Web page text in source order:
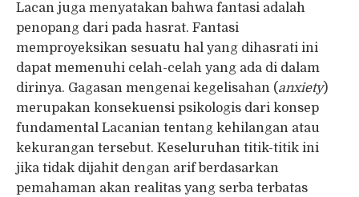
Lacan juga menyatakan bahwa fantasi adalah
penopang dari pada hasrat. Fantasi
memproyeksikan sesuatu hal yang dihasrati ini
dapat memenuhi celah-celah yang ada di dalam
dirinya. Gagasan mengenai kegelisahan (anxiety)
merupakan konsekuensi psikologis dari konsep
fundamental Lacanian tentang kehilangan atau
kekurangan tersebut. Keseluruhan titik-titik ini
jika tidak dijahit dengan arif berdasarkan
pemahaman akan realitas yang serba terbatas